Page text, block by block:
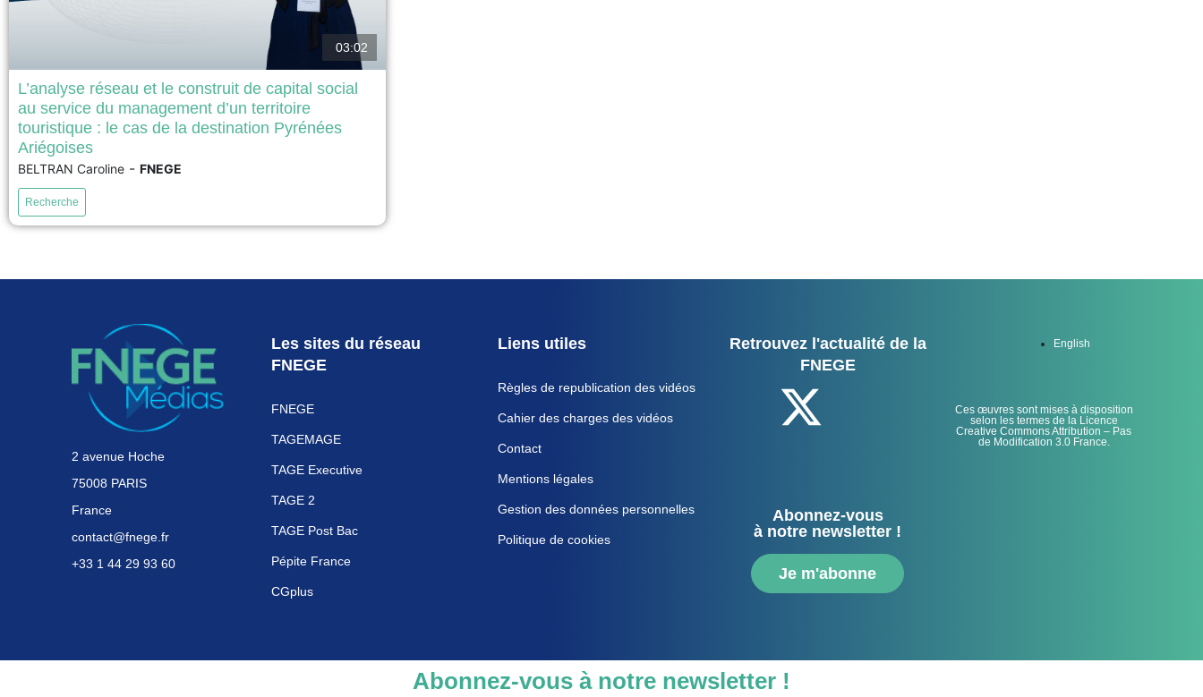
Pitch pour le Prix FNEGE de la Meilleure Thèse en
Management 2024 (thèse en 180 secondes) – Prix de
thèse AFMAT...
voir
03:02
L’analyse réseau et le construit de capital social
au service du management d’un territoire
touristique : le cas de la destination Pyrénées
Ariégoises
BELTRAN Caroline - FNEGE
Recherche
2 avenue Hoche
75008 PARIS
France
contact@fnege.fr
+33 1 44 29 93 60
Les sites du réseau
FNEGE
FNEGE
TAGEMAGE
TAGE Executive
TAGE 2
TAGE Post Bac
Pépite France
CGplus
Liens utiles
Règles de republication des vidéos
Cahier des charges des vidéos
Contact
Mentions légales
Gestion des données personnelles
Politique de cookies
Retrouvez l'actualité de la
FNEGE
Abonnez-vous
à notre newsletter !
Je m'abonne
English
Ces œuvres sont mises à disposition
selon les termes de la Licence
Creative Commons Attribution – Pas
de Modification 3.0 France.
Abonnez-vous à notre newsletter !